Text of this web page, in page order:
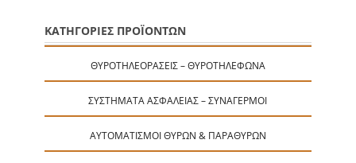
ΚΑΤΗΓΟΡΙΕΣ ΠΡΟΪΟΝΤΩΝ
ΘΥΡΟΤΗΛΕΟΡΆΣΕΙΣ – ΘΥΡΟΤΗΛΈΦΩΝΑ
ΣΥΣΤΉΜΑΤΑ ΑΣΦΑΛΕΊΑΣ – ΣΥΝΑΓΕΡΜΟΊ
ΑΥΤΟΜΑΤΙΣΜΟΊ ΘΥΡΏΝ & ΠΑΡΑΘΎΡΩΝ